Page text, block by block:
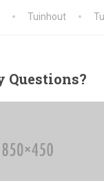
Tuinhout
Questions?